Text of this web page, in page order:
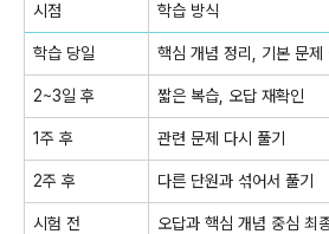
시점 학습 방식
학습 당일 핵심 개념 정리, 기본 문제
2~3일 후 짧은 복습, 오답 재확인
1주 후 관련 문제 다시 풀기
2주 후 다른 단원과 섞어서 풀기
시험 전 오답과 핵심 개념 중심 최